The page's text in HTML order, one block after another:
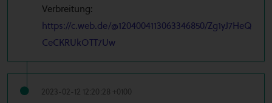
Verbreitung:
https://c.web.de/@1204004113063346850/Zg1yJ7HeQ
CeCKRUkOTT7Uw
2023-02-12 12:20:28 +0100